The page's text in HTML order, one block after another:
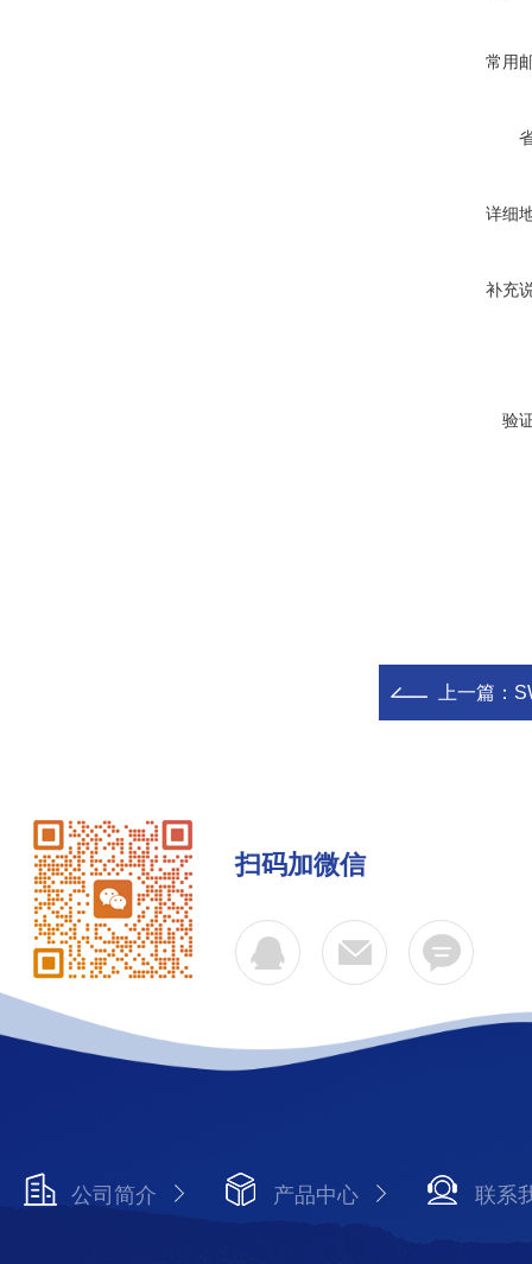
常用
详细
补充
验
上一篇：
扫码加微信
公司简介 产品中心 联系